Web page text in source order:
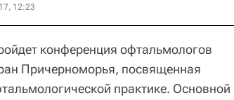
12:23
конференция офтальмологов
Причерноморья, посвященная
практике. Основной